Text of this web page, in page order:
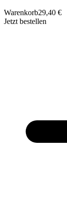
Warenkorb29,40 €
Jetzt bestellen